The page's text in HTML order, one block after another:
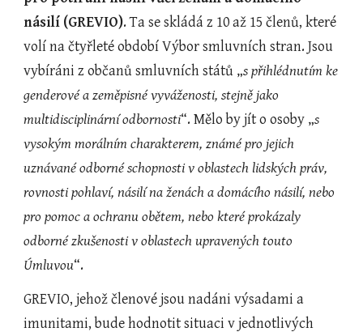
násilí (GREVIO). Ta se skládá z 10 až 15 členů, které
volí na čtyřleté období Výbor smluvních stran. Jsou
vybíráni z občanů smluvních států „s přihlédnutím ke
genderové a zeměpisné vyváženosti, stejně jako
multidisciplinární odbornosti“. Mělo by jít o osoby „s
vysokým morálním charakterem, známé pro jejich
uznávané odborné schopnosti v oblastech lidských práv,
rovnosti pohlaví, násilí na ženách a domácího násilí, nebo
pro pomoc a ochranu obětem, nebo které prokázaly
odborné zkušenosti v oblastech upravených touto
Úmluvou“.
GREVIO, jehož členové jsou nadáni výsadami a
imunitami, bude hodnotit situaci v jednotlivých